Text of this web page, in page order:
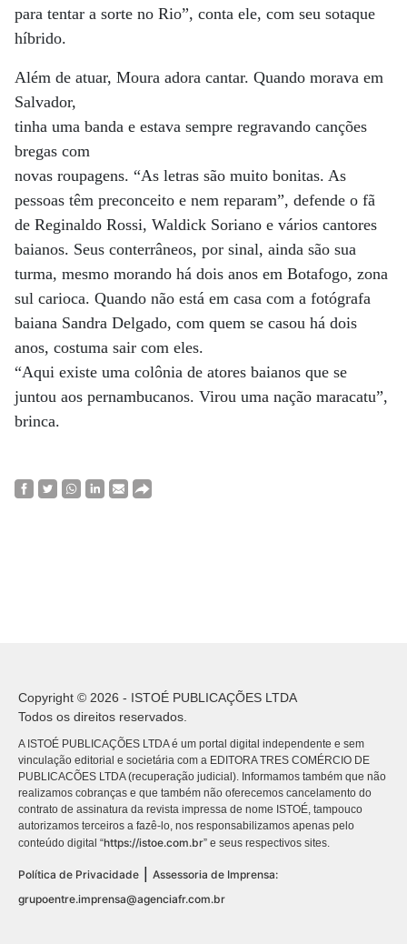
para tentar a sorte no Rio”, conta ele, com seu sotaque
híbrido.
Além de atuar, Moura adora cantar. Quando morava em
Salvador,
tinha uma banda e estava sempre regravando canções
bregas com
novas roupagens. “As letras são muito bonitas. As
pessoas têm preconceito e nem reparam”, defende o fã
de Reginaldo Rossi, Waldick Soriano e vários cantores
baianos. Seus conterrâneos, por sinal, ainda são sua
turma, mesmo morando há dois anos em Botafogo, zona
sul carioca. Quando não está em casa com a fotógrafa
baiana Sandra Delgado, com quem se casou há dois
anos, costuma sair com eles.
“Aqui existe uma colônia de atores baianos que se
juntou aos pernambucanos. Virou uma nação maracatu”,
brinca.
Copyright © 2026 - ISTOÉ PUBLICAÇÕES LTDA
Todos os direitos reservados.
A ISTOÉ PUBLICAÇÕES LTDA é um portal digital independente e sem
vinculação editorial e societária com a EDITORA TRES COMÉRCIO DE
PUBLICACÕES LTDA (recuperação judicial). Informamos também que não
realizamos cobranças e que também não oferecemos cancelamento do
contrato de assinatura da revista impressa de nome ISTOÉ, tampouco
autorizamos terceiros a fazê-lo, nos responsabilizamos apenas pelo
conteúdo digital “https://istoe.com.br” e seus respectivos sites.
Política de Privacidade
Assessoria de Imprensa:
grupoentre.imprensa@agenciafr.com.br